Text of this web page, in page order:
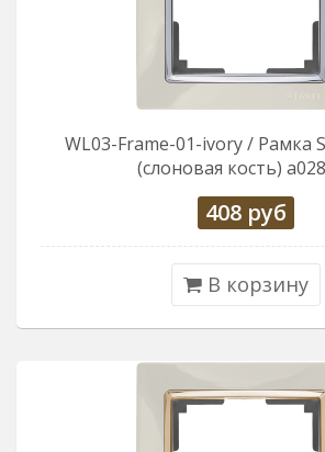
WL03-Frame-01-ivory / Рамка
(слоновая кость)
408 руб
В корзину